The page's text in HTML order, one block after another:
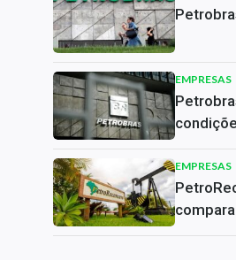
EMPRESAS
EMPRESAS